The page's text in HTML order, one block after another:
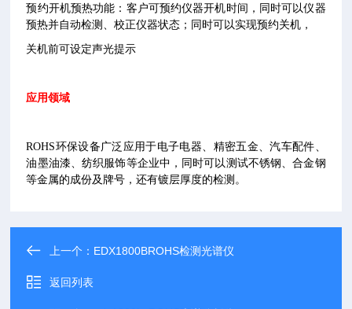
预约开机预热功能：客户可预约仪器开机时间，同时可以仪器
预热并自动检测、校正仪器状态；同时可以实现预约关机，
关机前可设定声光提示
应用领域
ROHS环保设备广泛应用于电子电器、精密五金、汽车配件、
油墨油漆、纺织服饰等企业中，同时可以测试不锈钢、合金钢
等金属的成份及牌号，还有镀层厚度的检测。
上一个： EDX1800BROHS检测光谱仪
返回列表